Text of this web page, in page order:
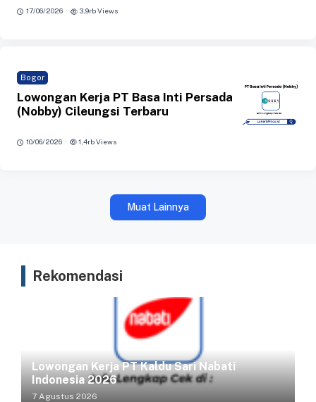
17/06/2026 · 3,9rb Views
Bogor
Lowongan Kerja PT Basa Inti Persada
(Nobby) Cileungsi Terbaru
10/06/2026 · 1,4rb Views
Muat Lainnya
Rekomendasi
Lowongan Kerja PT Kaldu Sari Nabati
Indonesia 2026
7 Agustus 2026